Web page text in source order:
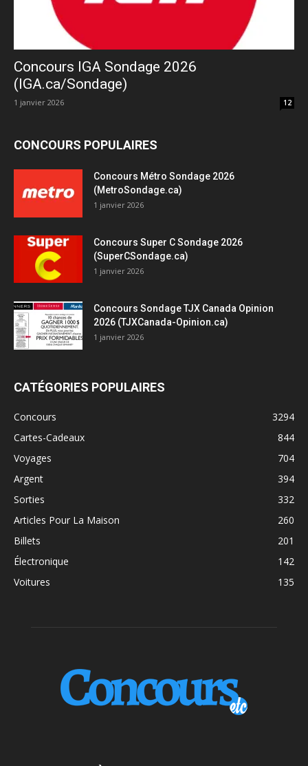
Concours IGA Sondage 2026
(IGA.ca/Sondage)
1 janvier 2026 12
CONCOURS POPULAIRES
Concours Métro Sondage 2026
(MetroSondage.ca)
1 janvier 2026
Concours Super C Sondage 2026
(SuperCSondage.ca)
1 janvier 2026
Concours Sondage TJX Canada Opinion
2026 (TJXCanada-Opinion.ca)
1 janvier 2026
CATÉGORIES POPULAIRES
Concours
3294
Cartes-Cadeaux
844
Voyages
704
Argent
394
Sorties
332
Articles Pour La Maison
260
Billets
201
Électronique
142
Voitures
135